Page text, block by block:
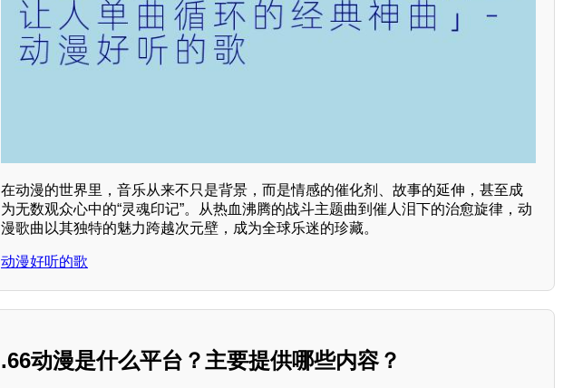
在动漫的世界里，音乐从来不只是背景，而是情感的催化剂、故事的延伸，甚至成
为无数观众心中的“灵魂印记”。从热血沸腾的战斗主题曲到催人泪下的治愈旋律，动
漫歌曲以其独特的魅力跨越次元壁，成为全球乐迷的珍藏。
动漫好听的歌
.66动漫是什么平台？主要提供哪些内容？